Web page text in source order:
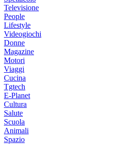
Televisione
People
Lifestyle
Videogiochi
Donne
Magazine
Motori
Viaggi
Cucina
Tgtech
E-Planet
Cultura
Salute
Scuola
Animali
Spazio